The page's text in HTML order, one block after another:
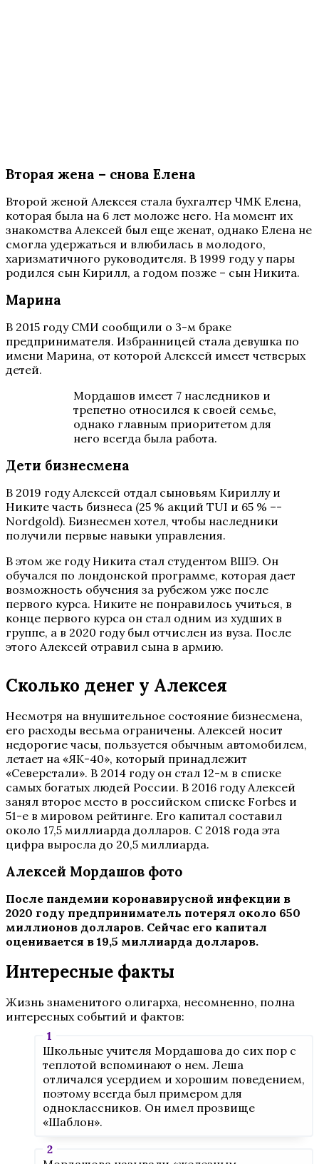
Вторая жена – снова Елена
Второй женой Алексея стала бухгалтер ЧМК Елена,
которая была на 6 лет моложе него. На момент их
знакомства Алексей был еще женат, однако Елена не
смогла удержаться и влюбилась в молодого,
харизматичного руководителя. В 1999 году у пары
родился сын Кирилл, а годом позже – сын Никита.
Марина
В 2015 году СМИ сообщили о 3-м браке
предпринимателя. Избранницей стала девушка по
имени Марина, от которой Алексей имеет четверых
детей.
Мордашов имеет 7 наследников и
трепетно относился к своей семье,
однако главным приоритетом для
него всегда была работа.
Дети бизнесмена
В 2019 году Алексей отдал сыновьям Кириллу и
Никите часть бизнеса (25 % акций TUI и 65 % –-
Nordgold). Бизнесмен хотел, чтобы наследники
получили первые навыки управления.
В этом же году Никита стал студентом ВШЭ. Он
обучался по лондонской программе, которая дает
возможность обучения за рубежом уже после
первого курса. Никите не понравилось учиться, в
конце первого курса он стал одним из худших в
группе, а в 2020 году был отчислен из вуза. После
этого Алексей отравил сына в армию.
Сколько денег у Алексея
Несмотря на внушительное состояние бизнесмена,
его расходы весьма ограничены. Алексей носит
недорогие часы, пользуется обычным автомобилем,
летает на «ЯК-40», который принадлежит
«Северстали». В 2014 году он стал 12-м в списке
самых богатых людей России. В 2016 году Алексей
занял второе место в российском списке Forbes и
51-е в мировом рейтинге. Его капитал составил
около 17,5 миллиарда долларов. С 2018 года эта
цифра выросла до 20,5 миллиарда.
Алексей Мордашов фото
После пандемии коронавирусной инфекции в
2020 году предприниматель потерял около 650
миллионов долларов. Сейчас его капитал
оценивается в 19,5 миллиарда долларов.
Интересные факты
Жизнь знаменитого олигарха, несомненно, полна
интересных событий и фактов:
Школьные учителя Мордашова до сих пор с
теплотой вспоминают о нем. Леша
отличался усердием и хорошим поведением,
поэтому всегда был примером для
одноклассников. Он имел прозвище
«Шаблон».